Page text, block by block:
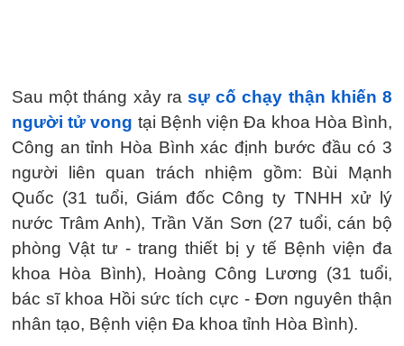
Sau một tháng xảy ra sự cố chạy thận khiến 8
người tử vong tại Bệnh viện Đa khoa Hòa Bình,
Công an tỉnh Hòa Bình xác định bước đầu có 3
người liên quan trách nhiệm gồm: Bùi Mạnh
Quốc (31 tuổi, Giám đốc Công ty TNHH xử lý
nước Trâm Anh), Trần Văn Sơn (27 tuổi, cán bộ
phòng Vật tư - trang thiết bị y tế Bệnh viện đa
khoa Hòa Bình), Hoàng Công Lương (31 tuổi,
bác sĩ khoa Hồi sức tích cực - Đơn nguyên thận
nhân tạo, Bệnh viện Đa khoa tỉnh Hòa Bình).